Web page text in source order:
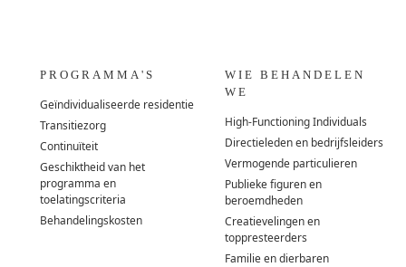
PROGRAMMA'S
Geïndividualiseerde residentie
Transitiezorg
Continuïteit
Geschiktheid van het
programma en
toelatingscriteria
Behandelingskosten
WIE BEHANDELEN
WE
High-Functioning Individuals
Directieleden en bedrijfsleiders
Vermogende particulieren
Publieke figuren en
beroemdheden
Creatievelingen en
toppresteerders
Familie en dierbaren